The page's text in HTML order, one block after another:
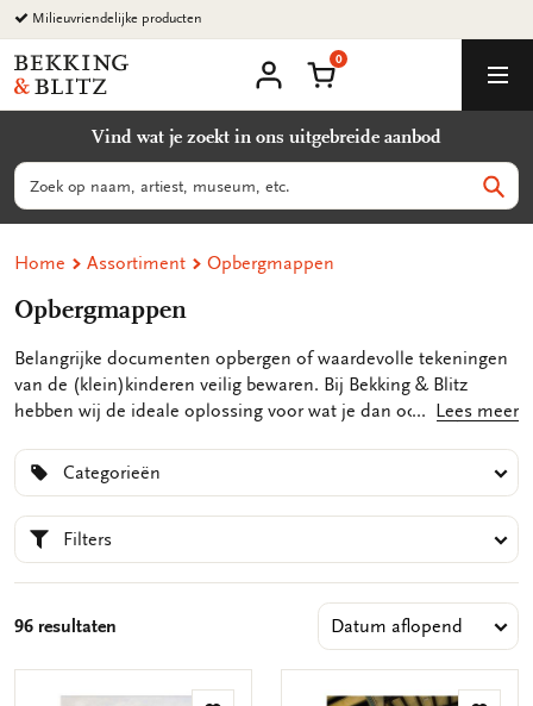
Ga
naar
content
Bekking
&
B.V.
account
Winkelmand
0
Vind wat je zoekt in ons uitgebreide aanbod
Zoeken
Home Assortiment Opbergmappen
Opbergmappen
Belangrijke documenten opbergen of waardevolle tekeningen
van de (klein)kinderen veilig bewaren. Bij Bekking & Blitz
hebben wij de ideale oplossing voor wat je dan ook netjes wilt
waarde of mooie tekeningen met onze opbergmappen. Met
een mooie opbergmap blijft alles netjes en veilig. Handige
flappen zorgen dat documenten niet uit de opbergmap
kunnen glippen en stevige materialen houden alles
netjes. Een goed opbergsysteem is zeer waardevol zowel op
praktisch, duurzaam en ook nog eens mooi.
Lees meer
Categorieën
Filters
96 resultaten